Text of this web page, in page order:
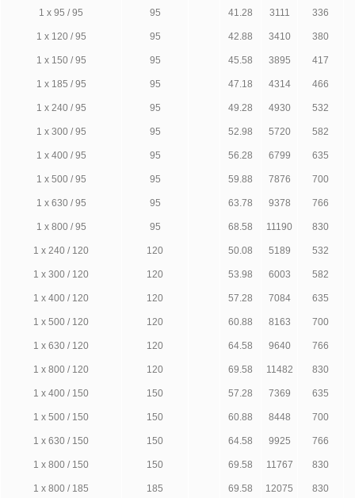
1 х 95 / 95 95 41.28 3111 336
1 х 120 / 95 95 42.88 3410 380
1 х 150 / 95 95 45.58 3895 417
1 х 185 / 95 95 47.18 4314 466
1 х 240 / 95 95 49.28 4930 532
1 х 300 / 95 95 52.98 5720 582
1 х 400 / 95 95 56.28 6799 635
1 х 500 / 95 95 59.88 7876 700
1 х 630 / 95 95 63.78 9378 766
1 х 800 / 95 95 68.58 11190 830
1 х 240 / 120 120 50.08 5189 532
1 х 300 / 120 120 53.98 6003 582
1 х 400 / 120 120 57.28 7084 635
1 х 500 / 120 120 60.88 8163 700
1 х 630 / 120 120 64.58 9640 766
1 х 800 / 120 120 69.58 11482 830
1 х 400 / 150 150 57.28 7369 635
1 х 500 / 150 150 60.88 8448 700
1 х 630 / 150 150 64.58 9925 766
1 х 800 / 150 150 69.58 11767 830
1 х 800 / 185 185 69.58 12075 830